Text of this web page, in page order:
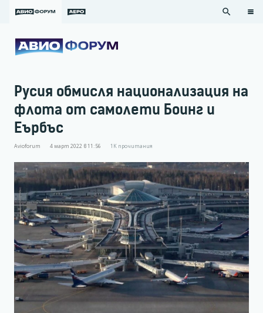
search
Русия обмисля национализация на
флота от самолети Боинг и
Еърбъс
Avioforum 4 март 2022 в 11:56 1K прочитания